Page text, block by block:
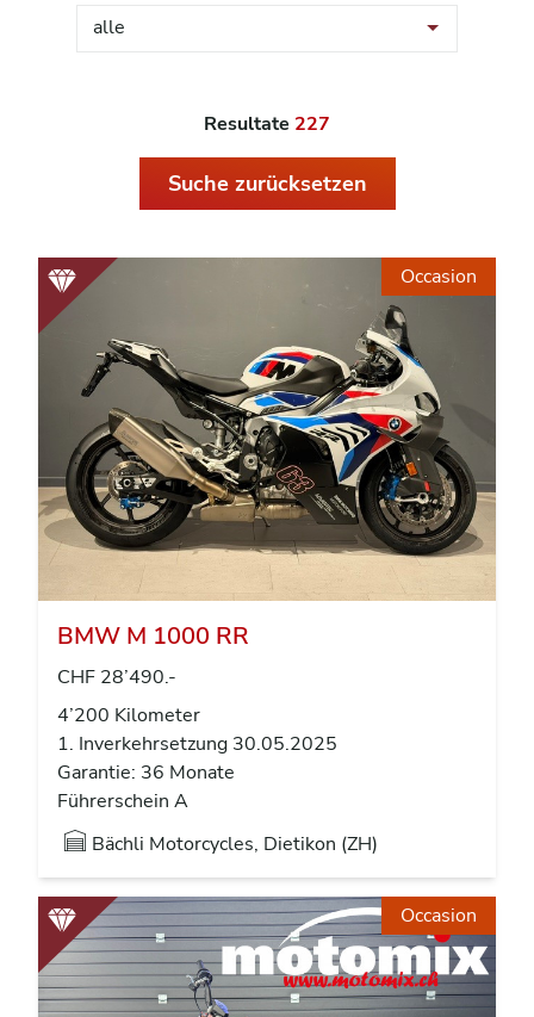
alle
Resultate 227
Suche zurücksetzen
Occasion
BMW M 1000 RR
CHF 28’490.-
4’200 Kilometer
1. Inverkehrsetzung 30.05.2025
Garantie: 36 Monate
Führerschein A
Bächli Motorcycles, Dietikon (ZH)
Occasion